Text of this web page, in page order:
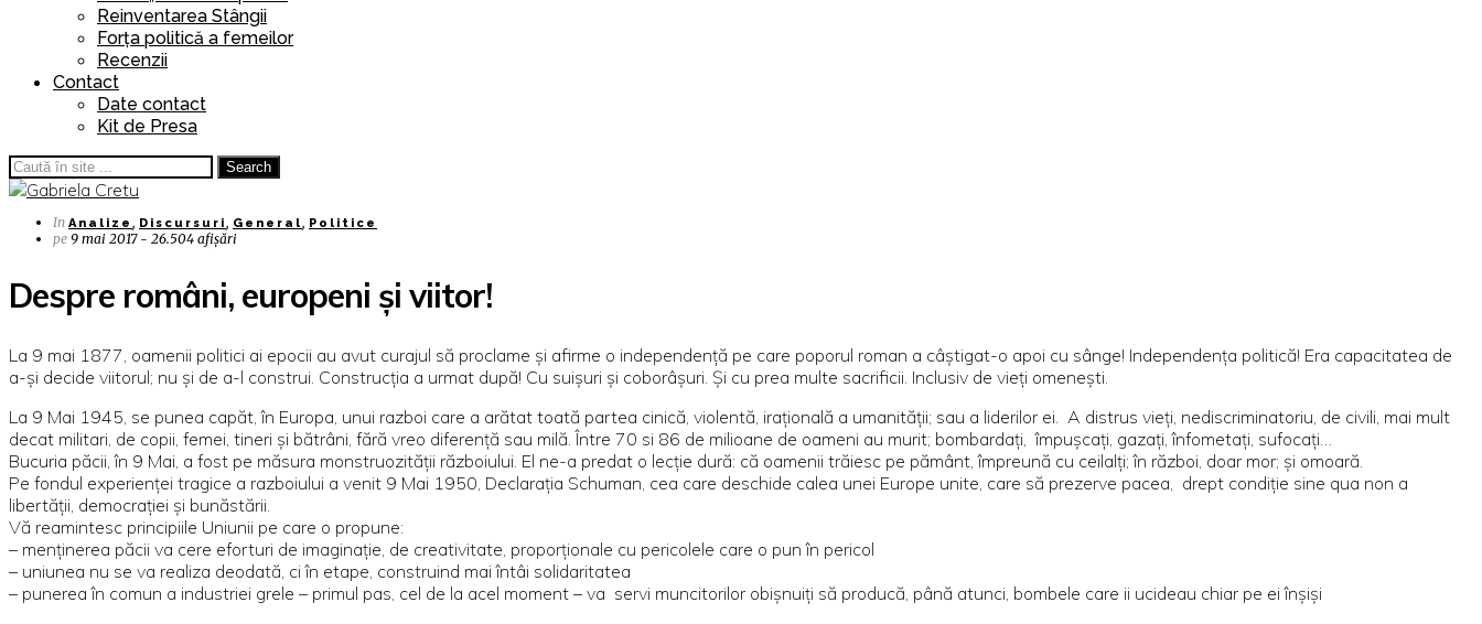
Reinventarea Stângii
Forța politică a femeilor
Recenzii
Contact
Date contact
Kit de Presa
Search
In Analize , Discursuri, General, Politice
pe 9 mai 2017 - 26.504 afișări
Despre români, europeni și viitor!
La 9 mai 1877, oamenii politici ai epocii au avut curajul să proclame și afirme o independență pe care poporul roman a câștigat-o apoi cu sânge! Independența politică! Era capacitatea de
a-și decide viitorul; nu și de a-l construi. Construcția a urmat după! Cu suișuri și coborâșuri. Și cu prea multe sacrificii. Inclusiv de vieți omenești.
La 9 Mai 1945, se punea capăt, în Europa, unui razboi care a arătat toată partea cinică, violentă, irațională a umanității; sau a liderilor ei. A distrus vieți, nediscriminatoriu, de civili, mai mult
decat militari, de copii, femei, tineri și bătrâni, fără vreo diferență sau milă. Între 70 si 86 de milioane de oameni au murit; bombardați, împușcați, gazați, înfometați, sufocați…
Bucuria păcii, în 9 Mai, a fost pe măsura monstruozității războiului. El ne-a predat o lecție dură: că oamenii trăiesc pe pământ, împreună cu ceilalți; în război, doar mor; și omoară.
Pe fondul experienței tragice a razboiului a venit 9 Mai 1950, Declarația Schuman, cea care deschide calea unei Europe unite, care să prezerve pacea, drept condiție sine qua non a
libertății, democrației și bunăstării.
Vă reamintesc principiile Uniunii pe care o propune:
– menținerea păcii va cere eforturi de imaginație, de creativitate, proporționale cu pericolele care o pun în pericol
– uniunea nu se va realiza deodată, ci în etape, construind mai întâi solidaritatea
– punerea în comun a industriei grele – primul pas, cel de la acel moment – va servi muncitorilor obișnuiți să producă, până atunci, bombele care ii ucideau chiar pe ei înșiși